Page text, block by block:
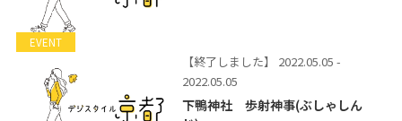
EVENT
【終了しました】
2022.05.05 -
2022.05.05
下鴨神社 歩射神事(ぶしゃしん